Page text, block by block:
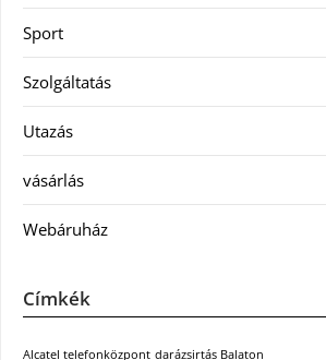
Sport
Szolgáltatás
Utazás
vásárlás
Webáruház
Címkék
Alcatel telefonközpont darázsirtás Balaton